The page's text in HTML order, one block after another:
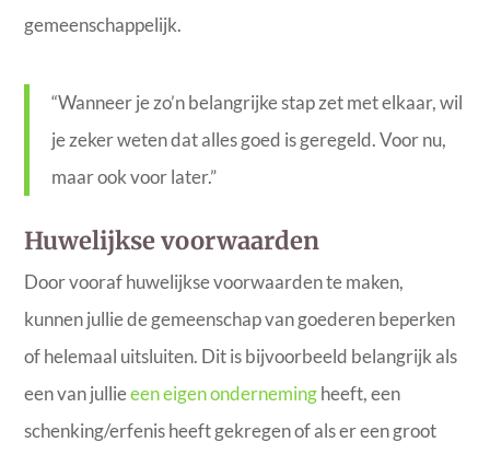
gemeenschappelijk.
“Wanneer je zo’n belangrijke stap zet met elkaar, wil
je zeker weten dat alles goed is geregeld. Voor nu,
maar ook voor later.”
Huwelijkse voorwaarden
Door vooraf huwelijkse voorwaarden te maken,
kunnen jullie de gemeenschap van goederen beperken
of helemaal uitsluiten. Dit is bijvoorbeeld belangrijk als
een van jullieeen eigen ondernemingheeft, een
schenking/erfenis heeft gekregen of als er een groot